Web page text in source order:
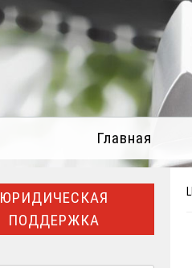
Главная
ЮРИДИЧЕСКАЯ
ПОДДЕРЖКА